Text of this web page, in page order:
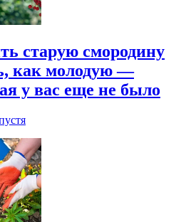
старую смородину
как молодую —
у вас еще не было